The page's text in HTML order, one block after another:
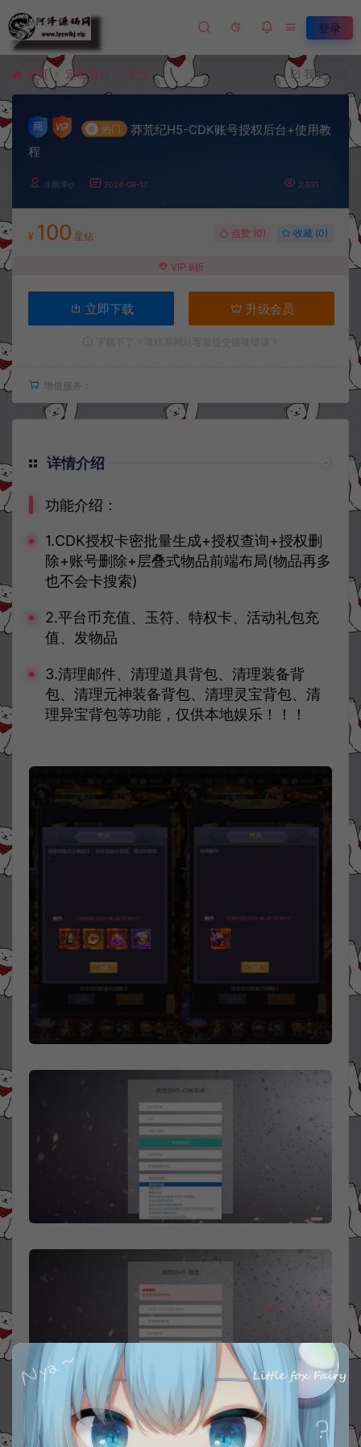
登录
首页 定制后台 正文 我要投稿
# 热门
莽荒纪H5-CDK账号授权后台+使用教
程
冷雨泽ღ 2024-08-13 2,031
¥ 100 星钻 点赞 (0) 收藏 (0)
VIP 8折
立即下载 升级会员
增值服务：
详情介绍
功能介绍：
1.CDK授权卡密批量生成+授权查询+授权删
除+账号删除+层叠式物品前端布局(物品再多
也不会卡搜索)
2.平台币充值、玉符、特权卡、活动礼包充
值、发物品
3.清理邮件、清理道具背包、清理装备背
包、清理元神装备背包、清理灵宝背包、清
理异宝背包等功能，仅供本地娱乐！！！